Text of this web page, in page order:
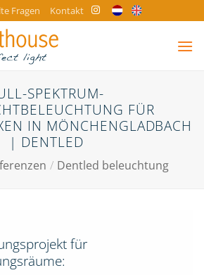
Fragen Kontakt
SPEKTRUM-
FÜR
IN MÖNCHENGLADBACH
| DENTLED
/ Dentled beleuchtung
für